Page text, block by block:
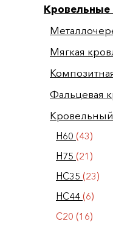
Мягкая
Фальцевая
Н60 (43)
Н75 (21)
НС35 (23)
НС44 (6)
С20 (16)